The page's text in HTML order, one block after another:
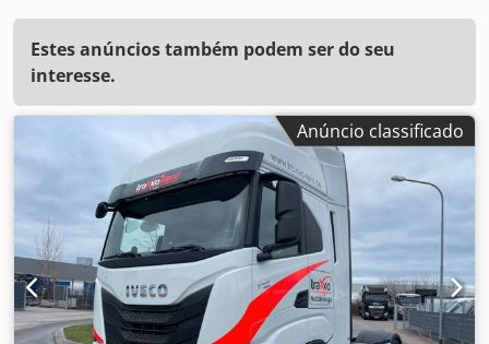
Estes anúncios também podem ser do seu
interesse.
Anúncio classificado